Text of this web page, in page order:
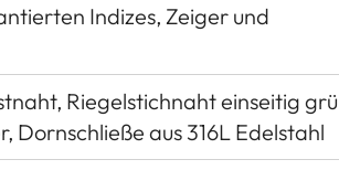
Indizes, Zeiger und
Riegelstichnaht einseitig
aus 316L Edelstahl